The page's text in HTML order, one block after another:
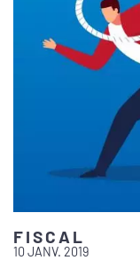
FISCAL
10 JANV. 2019